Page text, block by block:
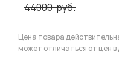
44000руб.
Цена товара
может отличаться от цен в